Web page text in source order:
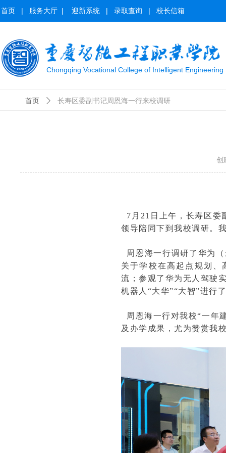
Chongqing Vocational College of Intelligent Engineering
首页 | 服务大厅 | 迎新系统 | 录取查询 | 校长信箱
7月21日上午，长寿区委
领导陪同下到我校调研。
周恩海一行调研了华为
关于学校在高起点规划
流；参观了华为无人驾驶
机器人“大华”“大智”进行
周恩海一行对我校“一年
及办学成果，尤为赞赏我
创
首页 ꄲ 长寿区委副书记周恩海一行来校调研